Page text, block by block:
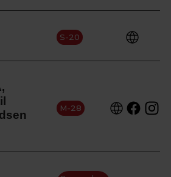
S-20
M-28